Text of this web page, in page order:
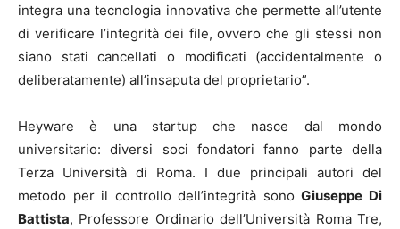
integra una tecnologia innovativa che permette all’utente
di verificare l’integrità dei file, ovvero che gli stessi non
siano stati cancellati o modificati (accidentalmente o
deliberatamente) all’insaputa del proprietario”.
Heyware è una startup che nasce dal mondo
universitario: diversi soci fondatori fanno parte della
Terza Università di Roma. I due principali autori del
metodo per il controllo dell’integrità sonoGiuseppe Di
Battista, Professore Ordinario dell’Università Roma Tre,